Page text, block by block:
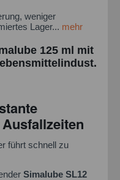
weniger
Lager... mehr
125 ml mit
führt schnell zu
Simalube SL12